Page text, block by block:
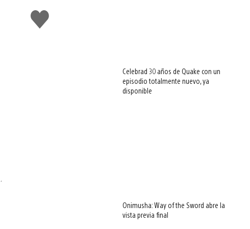
Me
gusta
Celebrad 30 años de Quake con un
episodio totalmente nuevo, ya
disponible
Onimusha: Way of the Sword abre la
vista previa final